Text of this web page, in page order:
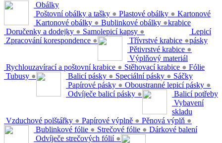
Obálky
Poštovní obálky a tašky ● Plastové obálky ●
Kartonové obálky ● Bublinkové obálky ●
Doručenky a dodejky ● Samolepicí kapsy ●
Zpracování korespondence ●
Kartonové
krabice
Třívrstvé krabice ●
Pětivrstvé krabice ●
Rychlouzavírací a poštovní krabice ● Stěhovací krabice ●
Tubusy ●
Lepicí
pásky
Balicí pásky ● Speciální pásky ●
Papírové pásky ● Oboustranné lepicí pásky ●
Odvíječe balicí pásky ●
Výplňový materiál
Vzduchové polštářky ● Papírové výplně ● Pěnová výplň ●
Fólie
Bublinkové fólie ● Strečové fólie ●
Odvíječe strečových fólií ●
Sáčky
Balicí potřeby
Vybavení
skladu
Dárkové balení